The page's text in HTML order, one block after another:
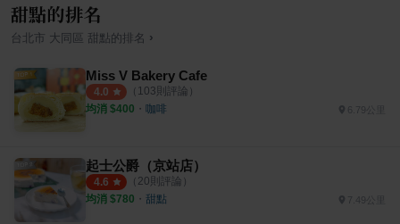
甜點的排名
台北市 大同區 甜點的排名 ›
Miss V Bakery Cafe
4.0 （ 103則評論）
均消 $400 ・ 咖啡
起士公爵（京站店）
4.6 （ 20則評論）
均消 $780 ・ 甜點 7.49公里